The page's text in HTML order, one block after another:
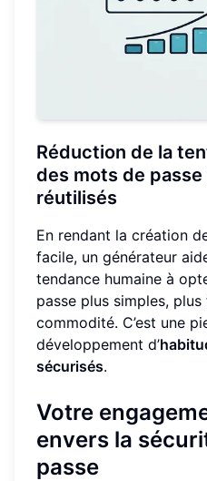
Réduction de la
des mots de
réutilisés
En rendant la création
facile, un générateur
tendance humaine à
passe plus simples,
commodité. C’est une
développement d’
sécurisés.
Votre
envers la
passe